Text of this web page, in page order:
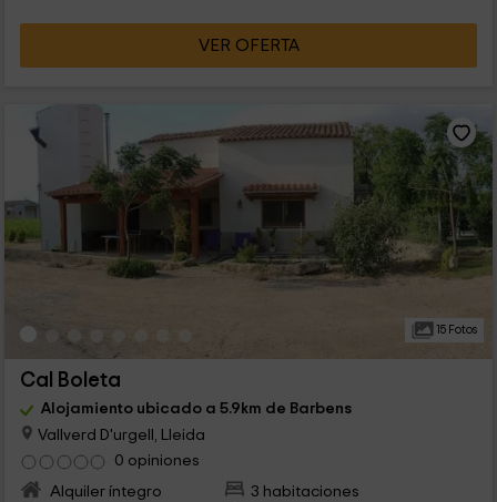
VER OFERTA
15 Fotos
Cal Boleta
Alojamiento ubicado a 5.9km de Barbens
Vallverd D'urgell, Lleida
0 opiniones
Alquiler íntegro
3 habitaciones